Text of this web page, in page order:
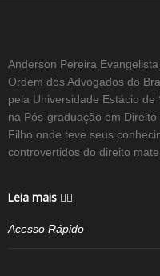
Anderson Pereira
Ordem dos Advogados do
pela Universidade Estácio
na Pós-graduação em
Filho onde teve seus
controvertidos do direito
Leia mais
Acesso Rápido